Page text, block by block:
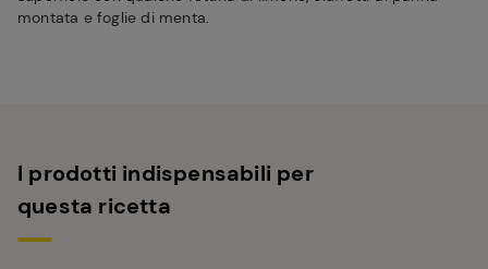
montata e foglie di menta.
I prodotti indispensabili per
questa ricetta